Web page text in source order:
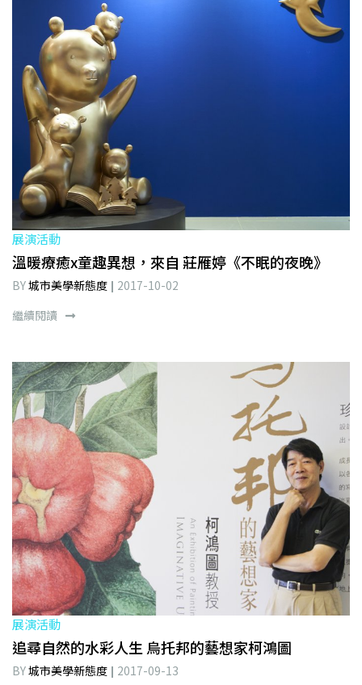
展演活動
溫暖療癒x童趣異想，來自 莊雁婷《不眠的夜晚》
BY城市美學新態度
2017-10-02
繼續閱讀
展演活動
追尋自然的水彩人生 烏托邦的藝想家柯鴻圖
BY城市美學新態度
2017-09-13